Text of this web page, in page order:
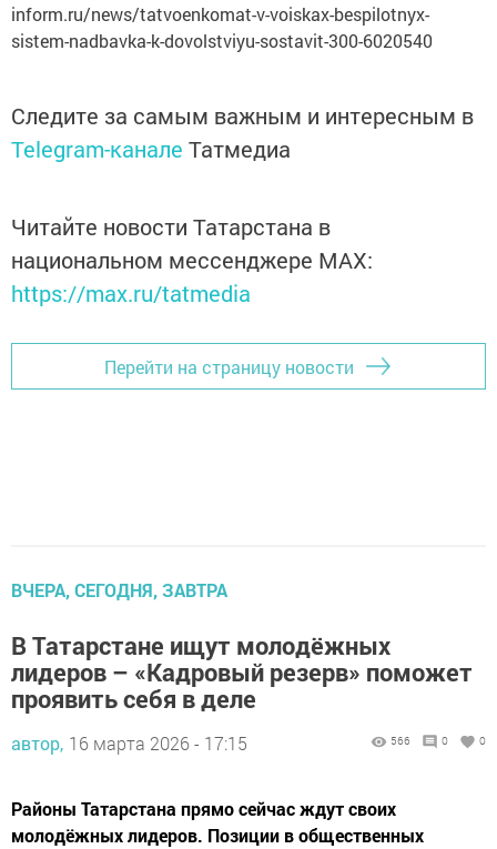
inform.ru/news/tatvoenkomat-v-voiskax-bespilotnyx-
sistem-nadbavka-k-dovolstviyu-sostavit-300-6020540
Следите за самым важным и интересным в
Telegram-канале Татмедиа
Читайте новости Татарстана в
национальном мессенджере MАХ:
https://max.ru/tatmedia
Перейти на страницу новости
ВЧЕРА, СЕГОДНЯ, ЗАВТРА
В Татарстане ищут молодёжных
лидеров – «Кадровый резерв» поможет
проявить себя в деле
автор, 16 марта 2026 - 17:15 566 0 0
Районы Татарстана прямо сейчас ждут своих
молодёжных лидеров. Позиции в общественных